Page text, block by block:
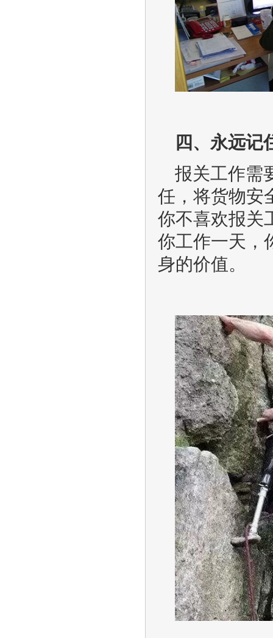
四、永远记
报关工作需
任，将货物安
你不喜欢报关
你工作一天，
身的价值。